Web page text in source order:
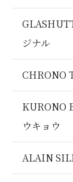
ジナル
CHRONO
KURONO
ウキョウ
ALAIN